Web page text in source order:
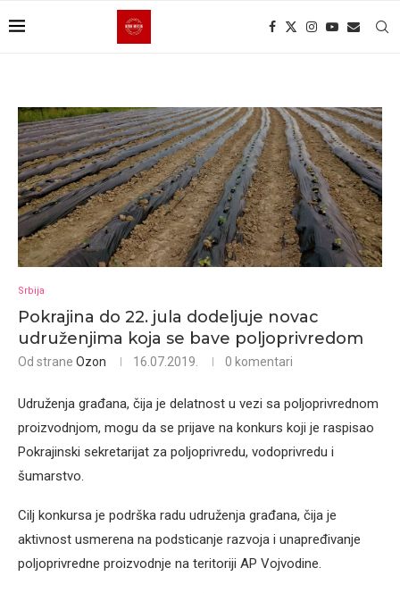
Srbija
Pokrajina do 22. jula dodeljuje novac
udruženjima koja se bave poljoprivredom
Od strane Ozon 16.07.2019. 0 komentari
Udruženja građana, čija je delatnost u vezi sa poljoprivrednom
proizvodnjom, mogu da se prijave na konkurs koji je raspisao
Pokrajinski sekretarijat za poljoprivredu, vodoprivredu i
šumarstvo.
Cilj konkursa je podrška radu udruženja građana, čija je
aktivnost usmerena na podsticanje razvoja i unapređivanje
poljoprivredne proizvodnje na teritoriji AP Vojvodine.